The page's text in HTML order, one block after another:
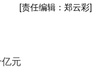
[责任编辑：郑云彩]
元